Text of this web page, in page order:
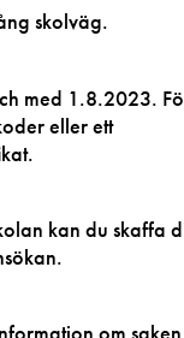
skolväg.
med 1.8.2023.
eller ett
kan du skaffa